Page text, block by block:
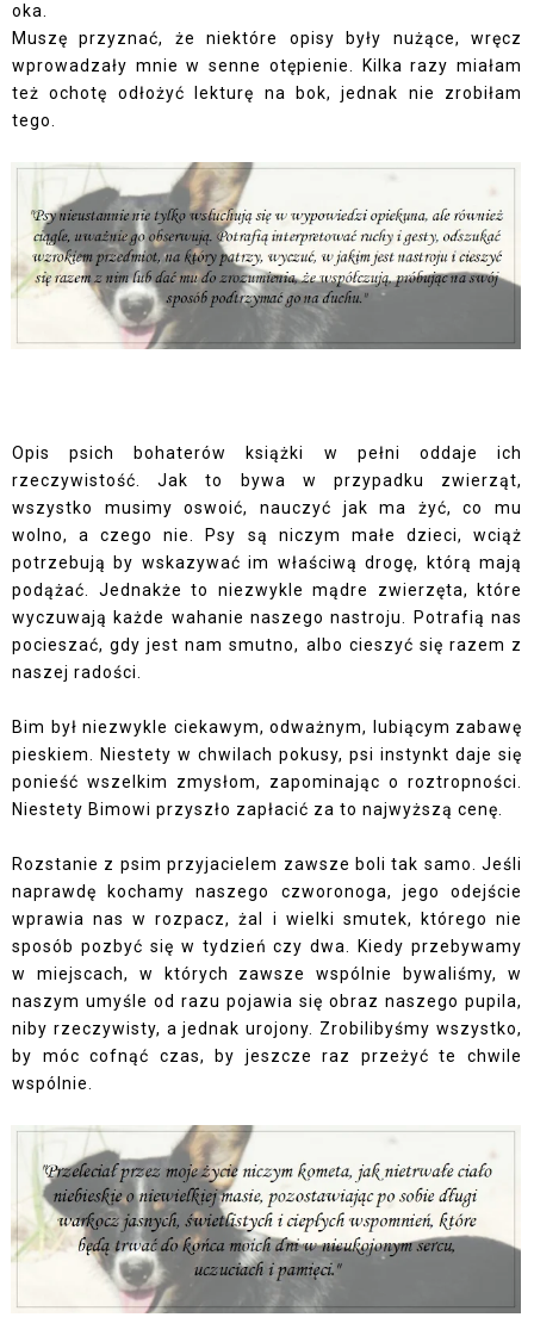
oka.
Muszę przyznać, że niektóre opisy były nużące, wręcz
wprowadzały mnie w senne otępienie. Kilka razy miałam
też ochotę odłożyć lekturę na bok, jednak nie zrobiłam
tego.
Opis psich bohaterów książki w pełni oddaje ich
rzeczywistość. Jak to bywa w przypadku zwierząt,
wszystko musimy oswoić, nauczyć jak ma żyć, co mu
wolno, a czego nie. Psy są niczym małe dzieci, wciąż
potrzebują by wskazywać im właściwą drogę, którą mają
podążać. Jednakże to niezwykle mądre zwierzęta, które
wyczuwają każde wahanie naszego nastroju. Potrafią nas
pocieszać, gdy jest nam smutno, albo cieszyć się razem z
naszej radości.
Bim był niezwykle ciekawym, odważnym, lubiącym zabawę
pieskiem. Niestety w chwilach pokusy, psi instynkt daje się
ponieść wszelkim zmysłom, zapominając o roztropności.
Niestety Bimowi przyszło zapłacić za to najwyższą cenę.
Rozstanie z psim przyjacielem zawsze boli tak samo. Jeśli
naprawdę kochamy naszego czworonoga, jego odejście
wprawia nas w rozpacz, żal i wielki smutek, którego nie
sposób pozbyć się w tydzień czy dwa. Kiedy przebywamy
w miejscach, w których zawsze wspólnie bywaliśmy, w
naszym umyśle od razu pojawia się obraz naszego pupila,
niby rzeczywisty, a jednak urojony. Zrobilibyśmy wszystko,
by móc cofnąć czas, by jeszcze raz przeżyć te chwile
wspólnie.